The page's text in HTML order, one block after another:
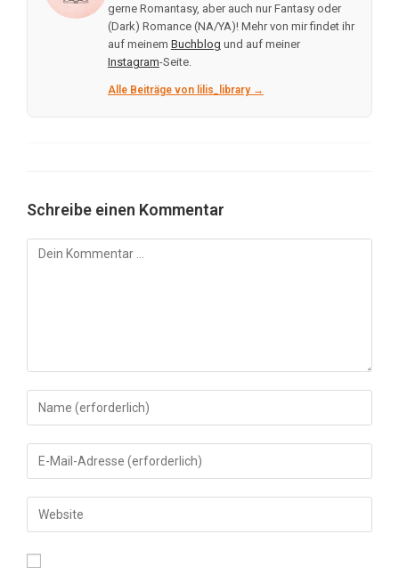
gerne Romantasy, aber auch nur Fantasy oder
(Dark) Romance (NA/YA)! Mehr von mir findet ihr
auf meinem Buchblog und auf meiner
Instagram-Seite.
Alle Beiträge von lilis_library →
Schreibe einen Kommentar
Kommentar
Gib
deinen
Namen
oder
zum
Kommentieren
ein
Gib
deine
E-
Mail-
zum
Gib
deine
Website-